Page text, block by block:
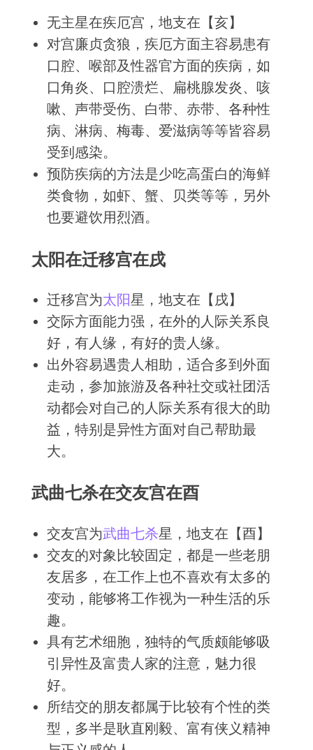
无主星在疾厄宫，地支在【亥】
对宫廉贞贪狼，疾厄方面主容易患有
口腔、喉部及性器官方面的疾病，如
口角炎、口腔溃烂、扁桃腺发炎、咳
嗽、声带受伤、白带、赤带、各种性
病、淋病、梅毒、爱滋病等等皆容易
受到感染。
预防疾病的方法是少吃高蛋白的海鲜
类食物，如虾、蟹、贝类等等，另外
也要避饮用烈酒。
太阳在迁移宫在戌
迁移宫为太阳星，地支在【戌】
交际方面能力强，在外的人际关系良
好，有人缘，有好的贵人缘。
出外容易遇贵人相助，适合多到外面
走动，参加旅游及各种社交或社团活
动都会对自己的人际关系有很大的助
益，特别是异性方面对自己帮助最
大。
武曲七杀在交友宫在酉
交友宫为武曲七杀星，地支在【酉】
交友的对象比较固定，都是一些老朋
友居多，在工作上也不喜欢有太多的
变动，能够将工作视为一种生活的乐
趣。
具有艺术细胞，独特的气质颇能够吸
引异性及富贵人家的注意，魅力很
好。
所结交的朋友都属于比较有个性的类
型，多半是耿直刚毅、富有侠义精神